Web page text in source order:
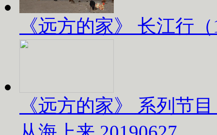
《远方的家》 长江行
《远方的家》 系列节